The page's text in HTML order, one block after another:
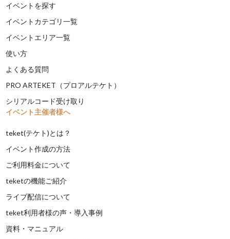
イベントを探す
イベントカテゴリ一覧
イベントエリア一覧
使い方
よくある質問
PRO ARTEKET（プロアルテケト）
シリアルコード受け取り
イベント主催者様へ
teket(テケト)とは？
イベント作成の方法
ご利用料金について
teketの機能ご紹介
ライブ配信について
teket利用者様の声・導入事例
資料・マニュアル